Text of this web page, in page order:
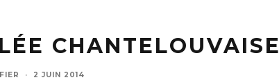
CHANTELOUVAISE
· 2 JUIN 2014